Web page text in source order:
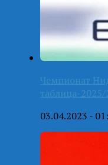
Чемпионат
таблица-2025/
03.04.2023 -